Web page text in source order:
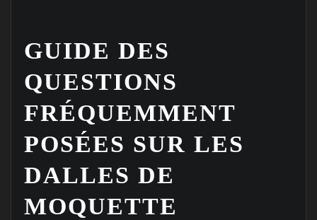
GUIDE DES
QUESTIONS
FRÉQUEMMENT
POSÉES SUR LES
DALLES DE
MOQUETTE